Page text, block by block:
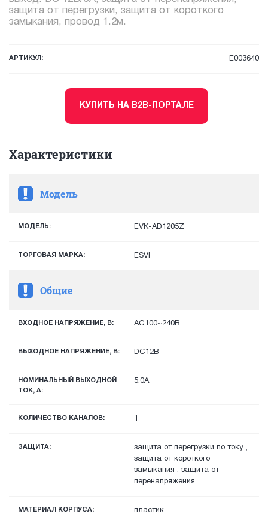
защита от перегрузки, защита от короткого
замыкания, провод 1.2м.
АРТИКУЛ: E003640
КУПИТЬ НА B2B-ПОРТАЛЕ
Характеристики
Модель
МОДЕЛЬ: EVK-AD1205Z
ТОРГОВАЯ МАРКА: ESVI
Общие
ВХОДНОЕ НАПРЯЖЕНИЕ, В: AC100~240В
ВЫХОДНОЕ НАПРЯЖЕНИЕ, В: DC12В
НОМИНАЛЬНЫЙ ВЫХОДНОЙ
ТОК, А:
5.0А
КОЛИЧЕСТВО КАНАЛОВ: 1
ЗАЩИТА:
защита от перегрузки по току ,
защита от короткого
замыкания , защита от
перенапряжения
МАТЕРИАЛ КОРПУСА: пластик